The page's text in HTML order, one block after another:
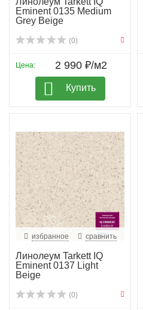
Eminent 0135 Medium
Grey Beige
(0)
Цена: 2 990 ₽/м2
Купить
избранное сравнить
Линолеум Tarkett IQ
Eminent 0137 Light
Beige
(0)